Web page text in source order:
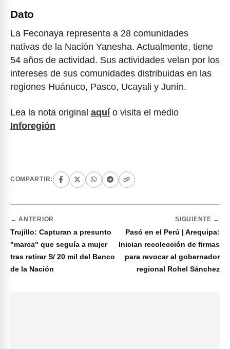
Dato
La Feconaya representa a 28 comunidades
nativas de la Nación Yanesha. Actualmente, tiene
54 años de actividad. Sus actividades velan por los
intereses de sus comunidades distribuidas en las
regiones Huánuco, Pasco, Ucayali y Junín.
Lea la nota original aquí o visita el medio
Inforegión
COMPARTIR:
← ANTERIOR
Trujillo: Capturan a presunto
"marca" que seguía a mujer
tras retirar S/ 20 mil del Banco
de la Nación
SIGUIENTE →
Pasó en el Perú | Arequipa:
Inician recolección de firmas
para revocar al gobernador
regional Rohel Sánchez